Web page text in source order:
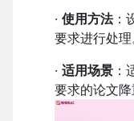
· 使用方法：
要求进行处理
· 适用场景 ：
要求的论文降